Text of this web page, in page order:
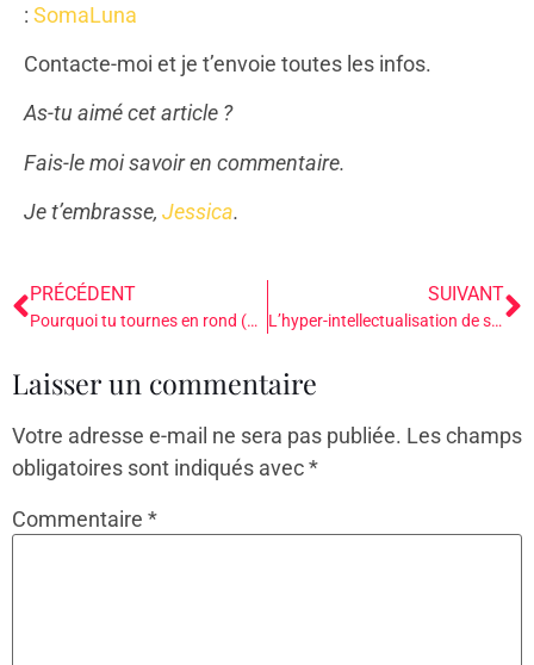
: SomaLuna
Contacte-moi et je t’envoie toutes les infos.
As-tu aimé cet article ?
Fais-le moi savoir en commentaire.
Je t’embrasse, Jessica.
PRÉCÉDENT
Pourquoi tu tournes en rond (même si tu fais « le travail ») et comment tu peux changer ta trajectoire
SUIVANT
L’hyper-intellectualisation de soi dans le développement personnel, la thérapie ou le coaching
Laisser un commentaire
Votre adresse e-mail ne sera pas publiée. Les champs
obligatoires sont indiqués avec*
Commentaire *